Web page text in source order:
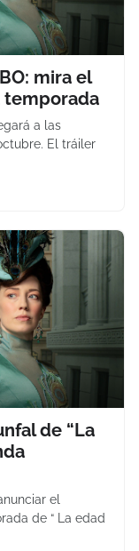
mira el
temporada
a las
El tráiler
de “La
el
de “ La edad